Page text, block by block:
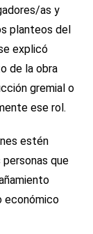
as y
planteos del
explicó
de la obra
gremial o
ese rol.
estén
que
económico